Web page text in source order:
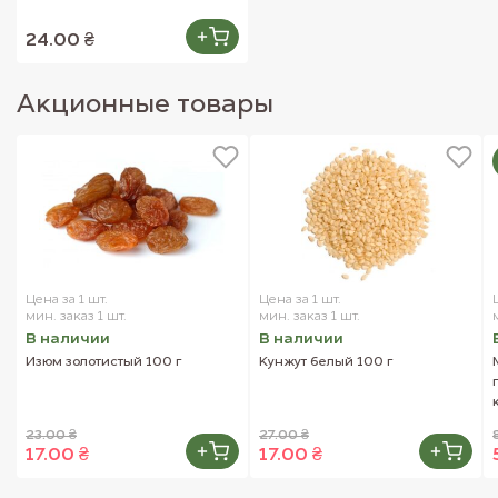
пищевые волокна, антиоксиданты
Внешний вид товара может отличаться от
24.00 ₴
Акционные товары
Цена за 1 шт.
мин. заказ 1 шт.
В наличии
Изюм золотистый 100 г
23.00 ₴
17.00 ₴
Цена за 1 шт.
мин. заказ 1 шт.
В наличии
Кунжут белый 100 г
27.00 ₴
17.00 ₴